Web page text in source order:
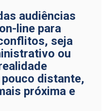
audiências
line para
seja
ou
distante,
próxima e